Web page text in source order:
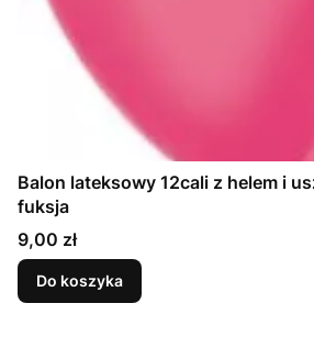
Balon lateksowy 12cali z helem i
fuksja
Cena
9,00 zł
Do koszyka